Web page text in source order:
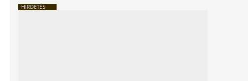
HIRDETÉS